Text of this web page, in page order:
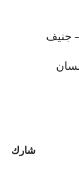
جنيف
شارك